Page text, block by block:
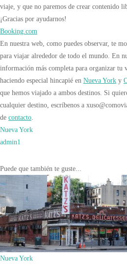
viaje, y que no paremos de crear contenido
¡Gracias por ayudarnos!
Booking.com
En nuestra web, como puedes observar, te
para viajar alrededor de todo el mundo. En
información más completa para organizar tu
haciendo especial hincapié en Nueva York y
que hemos viajado a ambos destinos. Si
cualquier destino, escríbenos a
de contacto
Nueva York
admin1
Navegación
las
entradas
Puede que también te guste...
Nueva York